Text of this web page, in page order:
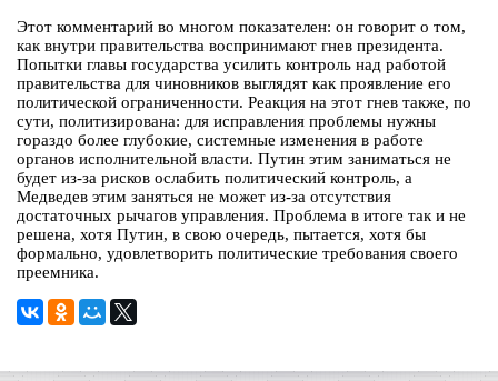
Этот комментарий во многом показателен: он говорит о том,
как внутри правительства воспринимают гнев президента.
Попытки главы государства усилить контроль над работой
правительства для чиновников выглядят как проявление его
политической ограниченности. Реакция на этот гнев также, по
сути, политизирована: для исправления проблемы нужны
гораздо более глубокие, системные изменения в работе
органов исполнительной власти. Путин этим заниматься не
будет из-за рисков ослабить политический контроль, а
Медведев этим заняться не может из-за отсутствия
достаточных рычагов управления. Проблема в итоге так и не
решена, хотя Путин, в свою очередь, пытается, хотя бы
формально, удовлетворить политические требования своего
преемника.